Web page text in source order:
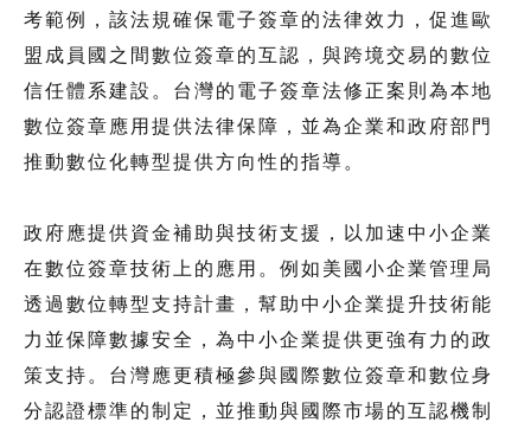
考範例，該法規確保電子簽章的法律效力，促進歐
盟成員國之間數位簽章的互認，與跨境交易的數位
信任體系建設。台灣的電子簽章法修正案則為本地
數位簽章應用提供法律保障，並為企業和政府部門
推動數位化轉型提供方向性的指導。
政府應提供資金補助與技術支援，以加速中小企業
在數位簽章技術上的應用。例如美國小企業管理局
透過數位轉型支持計畫，幫助中小企業提升技術能
力並保障數據安全，為中小企業提供更強有力的政
策支持。台灣應更積極參與國際數位簽章和數位身
分認證標準的制定，並推動與國際市場的互認機制